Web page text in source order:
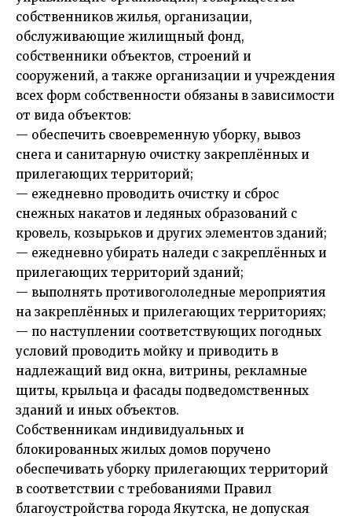
собственников жилья, организации,
обслуживающие жилищный фонд,
собственники объектов, строений и
сооружений, а также организации и учреждения
всех форм собственности обязаны в зависимости
от вида объектов:
— обеспечить своевременную уборку, вывоз
снега и санитарную очистку закреплённых и
прилегающих территорий;
— ежедневно проводить очистку и сброс
снежных накатов и ледяных образований с
кровель, козырьков и других элементов зданий;
— ежедневно убирать наледи с закреплённых и
прилегающих территорий зданий;
— выполнять противогололедные мероприятия
на закреплённых и прилегающих территориях;
— по наступлении соответствующих погодных
условий проводить мойку и приводить в
надлежащий вид окна, витрины, рекламные
щиты, крыльца и фасады подведомственных
зданий и иных объектов.
Собственникам индивидуальных и
блокированных жилых домов поручено
обеспечивать уборку прилегающих территорий
в соответствии с требованиями Правил
благоустройства города Якутска, не допуская